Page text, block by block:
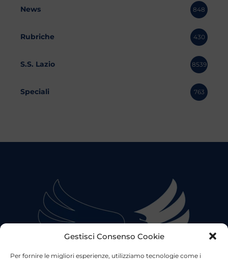
Gestisci Consenso Cookie
Per fornire le migliori esperienze, utilizziamo tecnologie come i
News 848
Rubriche 430
S.S. Lazio 8539
Speciali 763